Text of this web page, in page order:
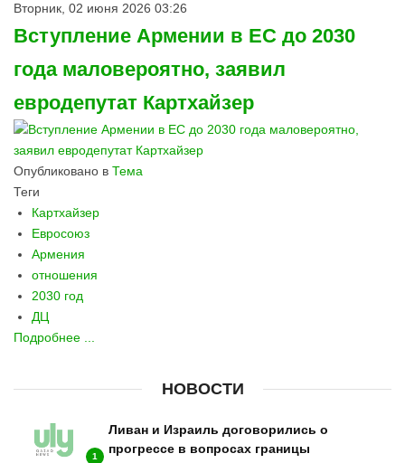
Вторник, 02 июня 2026 03:26
Вступление Армении в ЕС до 2030
года маловероятно, заявил
евродепутат Картхайзер
Опубликовано в Тема
Теги
Картхайзер
Евросоюз
Армения
отношения
2030 год
ДЦ
Подробнее ...
НОВОСТИ
1
Ливан и Израиль договорились о
прогрессе в вопросах границы